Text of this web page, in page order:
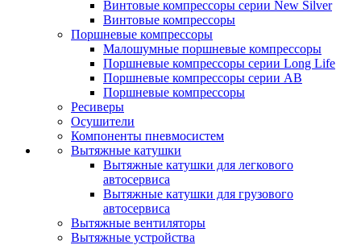
Винтовые компрессоры серии New Silver
Винтовые компрессоры
Поршневые компрессоры
Малошумные поршневые компрессоры
Поршневые компрессоры серии Long Life
Поршневые компрессоры серии AB
Поршневые компрессоры
Ресиверы
Осушители
Компоненты пневмосистем
Вытяжные катушки
Вытяжные катушки для легкового
автосервиса
Вытяжные катушки для грузового
автосервиса
Вытяжные вентиляторы
Вытяжные устройства